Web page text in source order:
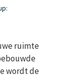
ruimte
wordt de